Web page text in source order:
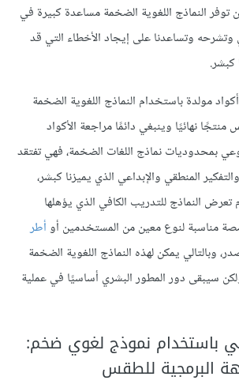
توفر النماذج اللغوية الضخمة مساعدة كبيرة في
وتساعدنا على إيجاد الأخطاء التي قد
مولدة باستخدام النماذج اللغوية الضخمة
منتجًا نهائيًا وينبغي دائمًا مراجعة الأكواد
بمحدوديات نماذج اللغات الضخمة، فهي تفتقد
المنطقي والإبداعي الذي يميزنا كبشر،
النماذج للتدريب الكافي الذي يؤهلها
مناسبة لنوع معين من المستخدمين أوأطر
وبالتالي يمكن لهذه النماذج اللغوية الضخمة
سيبقى دور المطور البشري أساسيًا في عملية
باستخدام نموذج لغوي ضخم:
البرمجية للطقس